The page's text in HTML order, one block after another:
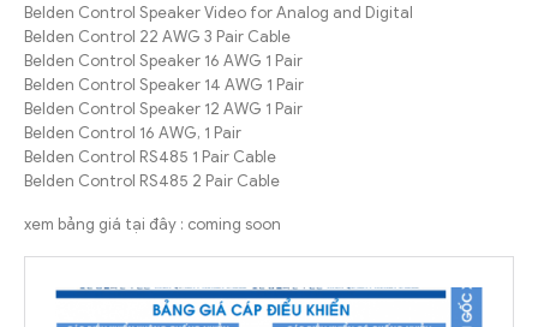
Belden Control Speaker Video for Analog and Digital
Belden Control 22 AWG 3 Pair Cable
Belden Control Speaker 16 AWG 1 Pair
Belden Control Speaker 14 AWG 1 Pair
Belden Control Speaker 12 AWG 1 Pair
Belden Control 16 AWG, 1 Pair
Belden Control RS485 1 Pair Cable
Belden Control RS485 2 Pair Cable
xem bảng giá tại đây : coming soon